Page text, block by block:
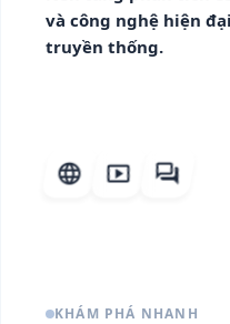
và công nghệ hiện
truyền thống.
language smart_display forum
KHÁM PHÁ NHANH